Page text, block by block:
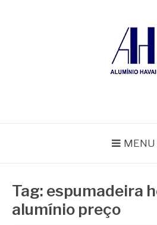
MENU
Tag: espumadeira
alumínio preço